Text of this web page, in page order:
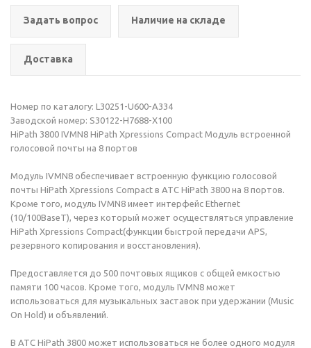
Задать вопрос Наличие на складе
Доставка
Номер по каталогу: L30251-U600-A334
Заводской номер: S30122-H7688-X100
HiPath 3800 IVMN8 HiPath Xpressions Compact Модуль встроенной
голосовой почты на 8 портов
Модуль IVMN8 обеспечивает встроенную функцию голосовой
почты HiPath Xpressions Compact в АТС HiPath 3800 на 8 портов.
Кроме того, модуль IVMN8 имеет интерфейс Ethernet
(10/100BaseT), через который может осуществляться управление
HiPath Xpressions Compact(функции быстрой передачи APS,
резервного копирования и восстановления).
Предоставляется до 500 почтовых ящиков с общей емкостью
памяти 100 часов. Кроме того, модуль IVMN8 может
использоваться для музыкальных заставок при удержании (Music
On Hold) и объявлений.
В АТС HiPath 3800 может использоваться не более одного модуля